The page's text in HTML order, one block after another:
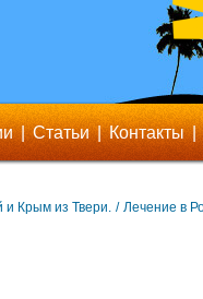
| Статьи | Контакты |
и Крым из Твери. / Лечение в